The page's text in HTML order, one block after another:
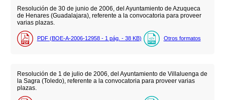
Resolución de 30 de junio de 2006, del Ayuntamiento de Azuqueca
de Henares (Guadalajara), referente a la convocatoria para proveer
varias plazas.
PDF (BOE-A-2006-12958 - 1 pág. - 38 KB) Otros formatos
Resolución de 1 de julio de 2006, del Ayuntamiento de Villaluenga de
la Sagra (Toledo), referente a la convocatoria para proveer varias
plazas.